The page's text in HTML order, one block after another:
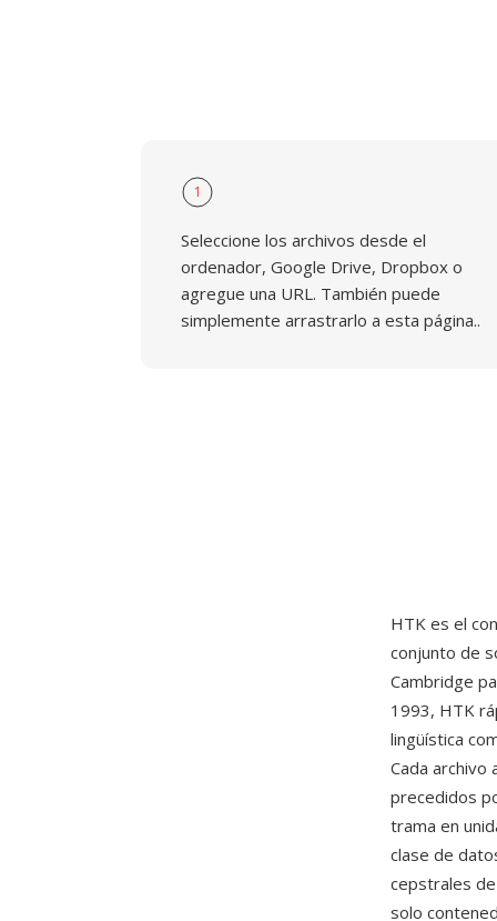
1
Seleccione los archivos desde el
ordenador, Google Drive, Dropbox o
agregue una URL. También puede
simplemente arrastrarlo a esta página..
HTK es el
conjunto de
Cambridge
1993, HTK
lingüística
Cada
precedidos
trama en
clase de
cepstrales
solo